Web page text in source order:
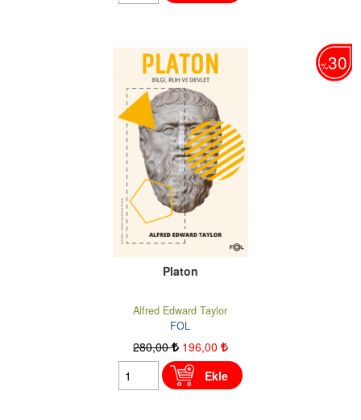
%30
Platon
Alfred Edward Taylor
FOL
280,00 196,00
Ekle